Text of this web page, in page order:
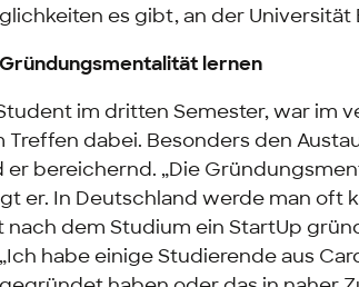
es gibt, an der Universität
lernen
im dritten Semester, war im
Treffen dabei. Besonders den
bereichernd. „Die
er. In Deutschland werde man oft
nach dem Studium einStartUp
habe einige Studierende aus